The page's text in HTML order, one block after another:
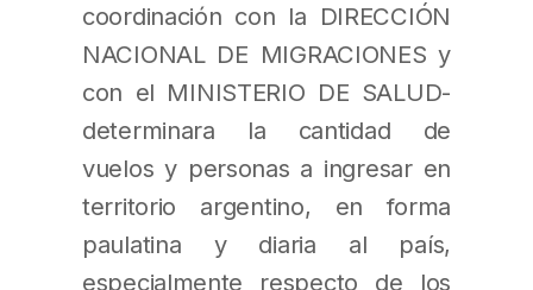
coordinación con la DIRECCIÓN
NACIONAL DE MIGRACIONES y
con el MINISTERIO DE SALUD-
determinara la cantidad de
vuelos y personas a ingresar en
territorio argentino, en forma
paulatina y diaria al país,
especialmente respecto de los